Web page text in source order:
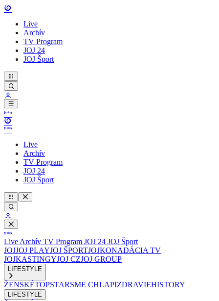
Live
Archív
TV Program
JOJ 24
JOJ Šport
Live
Archív
TV Program
JOJ 24
JOJ Šport
Live Archív TV Program JOJ 24 JOJ Šport
JOJJOJ PLAYJOJ ŠPORTJOJKONADÁCIA TV
JOJKASTINGYJOJ CZJOJ GROUP
LIFESTYLE
ŽENSKÉTOPSTARSME CHLAPIZDRAVIEHISTORY
LIFESTYLE